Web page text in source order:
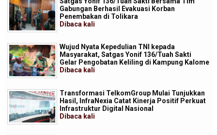
Gabungan Berhasil Evakuasi Korban
Penembakan di Tolikara
Dibaca kali
Wujud Nyata Kepedulian TNI kepada
Masyarakat, Satgas Yonif 136/Tuah Sakti
Gelar Pengobatan Keliling di Kampung Kalome
Dibaca kali
Transformasi TelkomGroup Mulai Tunjukkan
Hasil, InfraNexia Catat Kinerja Positif Perkuat
Infrastruktur Digital Nasional
Dibaca kali